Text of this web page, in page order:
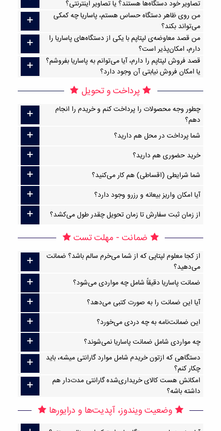
تصاویر خود دستگاه‌ها هستند؟ یا تصاویر اینترنتی؟
من روی ظاهر دستگاه حساس هستم، پاساریا چه کمکی
می‌تواند بکند؟
من قصد معاوضه‌ی لپتاپم با یکی از دستگاه‌های پاساریا را
دارم، امکان‌پذیر است؟
قصد فروش لپتاپم را دارم، آیا می‌توانم به پاساریا بفروشم؟
یا امکان فروش نیابتی آن وجود دارد؟
پرداخت و تحویل
چطور وجه محصولات را پرداخت کنم و خریدم را انجام
دهم؟
شما پرداخت در محل هم دارید؟
خرید حضوری هم دارید؟
شما شرایطی (اقساطی) هم کار می‌کنید؟
آیا امکان واریز بیعانه و رزرو وجود دارد؟
از زمان ثبت سفارش تا زمان تحویل چقدر طول می‌کشد؟
ضمانت - مهلت تست
از کجا معلوم لپتاپی که از شما می‌خرم سالم باشد؟ ضمانت
می‌دهید؟
ضمانت پاساریا دقیقاً شامل چه مواردی می‌شود؟
آیا این ضمانت را به صورت کتبی می‌دهد؟
این ضمانت‌نامه به چه دردی می‌خورد؟
چه مواردی شامل ضمانت پاساریا نمی‌شوند؟
دستگاهی که ازتون خریدم شامل موارد گارانتی میشه، باید
چکار کنم؟
امکانش هست کالای خریداری‌شده گارانتی مدت‌دار هم
داشته باشه؟
وضعیت ویندوز، آپدیت‌ها و درایورها